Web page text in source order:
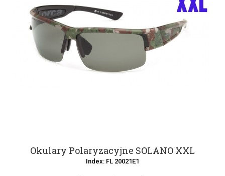
Okulary Polaryzacyjne SOLANO XXL
Index: FL 20021E1